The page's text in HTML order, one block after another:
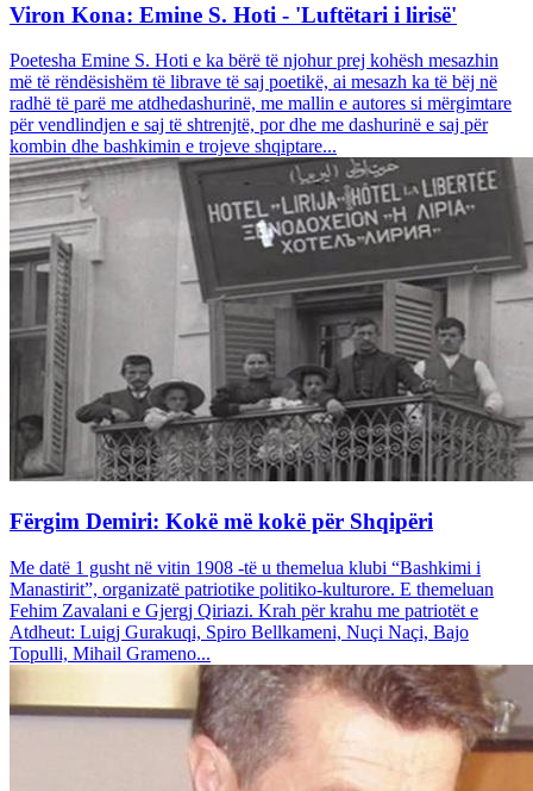
Viron Kona: Emine S. Hoti - 'Luftëtari i lirisë'
Poetesha Emine S. Hoti e ka bërë të njohur prej kohësh mesazhin
më të rëndësishëm të librave të saj poetikë, ai mesazh ka të bëj në
radhë të parë me atdhedashurinë, me mallin e autores si mërgimtare
për vendlindjen e saj të shtrenjtë, por dhe me dashurinë e saj për
kombin dhe bashkimin e trojeve shqiptare...
Fërgim Demiri: Kokë më kokë për Shqipëri
Me datë 1 gusht në vitin 1908 -të u themelua klubi “Bashkimi i
Manastirit”, organizatë patriotike politiko-kulturore. E themeluan
Fehim Zavalani e Gjergj Qiriazi. Krah për krahu me patriotët e
Atdheut: Luigj Gurakuqi, Spiro Bellkameni, Nuçi Naçi, Bajo
Topulli, Mihail Grameno...